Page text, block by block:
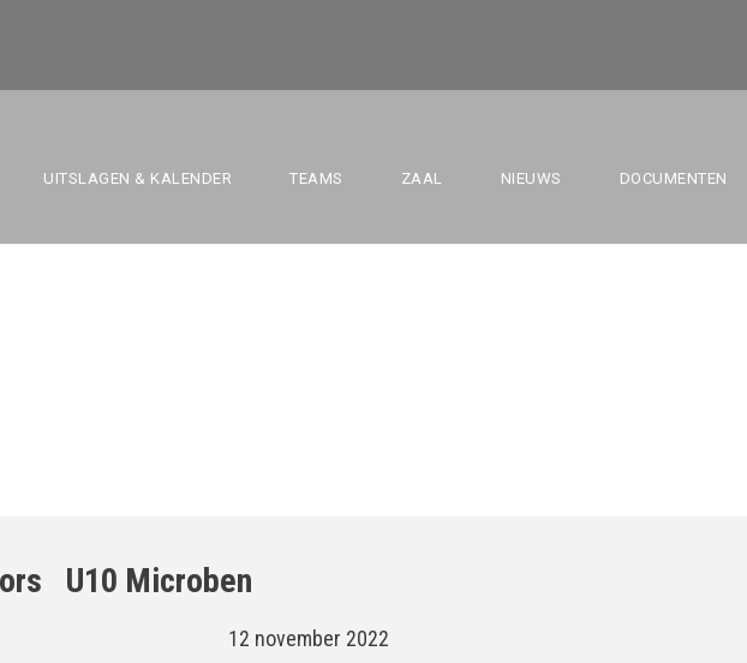
UITSLAGEN & KALENDER TEAMS ZAAL NIEUWS DOCUMENTEN
NIKLASE CONDORS
U10
U10 Microben
12 november 2022